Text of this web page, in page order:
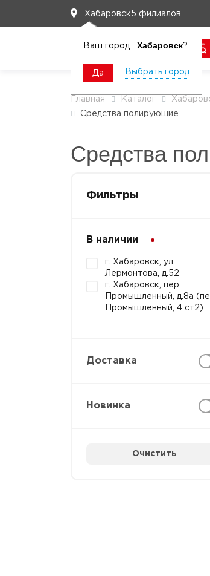
Хабаровск5 филиалов
Ваш город Хабаровск?
Да Выбрать город
Главная Каталог
Средства полирующие
Средства
Фильтры
В наличии
г. Хабаровск, ул.
Лермонтова, д.52
г. Хабаровск, пер.
Промышленный, д.8а
Промышленный, 4 ст2)
Доставка
Новинка
Очистить